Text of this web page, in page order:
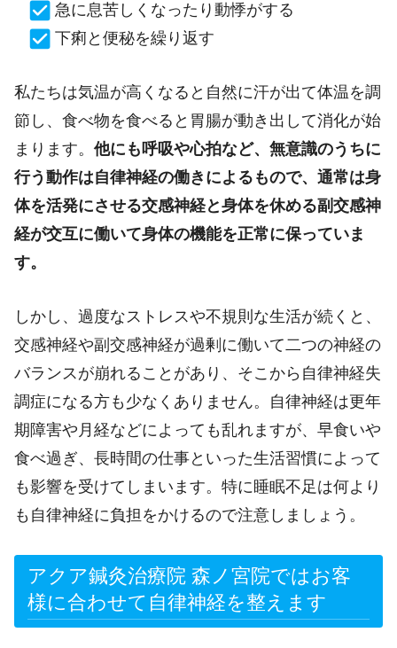
急に息苦しくなったり動悸がする
下痢と便秘を繰り返す
私たちは気温が高くなると自然に汗が出て体温を調
節し、食べ物を食べると胃腸が動き出して消化が始
まります。 他にも呼吸や心拍など、無意識のうちに
行う動作は自律神経の働きによるもので、通常は身
体を活発にさせる交感神経と身体を休める副交感神
経が交互に働いて身体の機能を正常に保っていま
す。
しかし、過度なストレスや不規則な生活が続くと、
交感神経や副交感神経が過剰に働いて二つの神経の
バランスが崩れることがあり、そこから自律神経失
調症になる方も少なくありません。自律神経は更年
期障害や月経などによっても乱れますが、早食いや
食べ過ぎ、長時間の仕事といった生活習慣によって
も影響を受けてしまいます。特に睡眠不足は何より
も自律神経に負担をかけるので注意しましょう。
アクア鍼灸治療院 森ノ宮院ではお客
様に合わせて自律神経を整えます